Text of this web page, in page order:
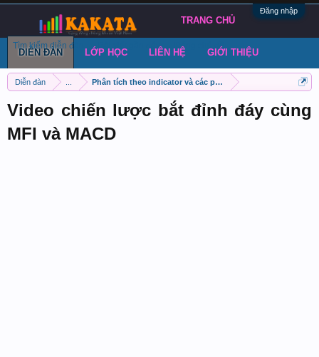
Đăng nhập
Diễn đàn Phân tích theo indicator và các phương pháp khác
Video chiến lược bắt đỉnh đáy cùng
MFI và MACD
TRANG CHỦ
DIỄN ĐÀN
Tìm kiếm diễn đàn Bài viết gần đây Đăng chủ đề
LỚP HỌC LIÊN HỆ GIỚI THIỆU